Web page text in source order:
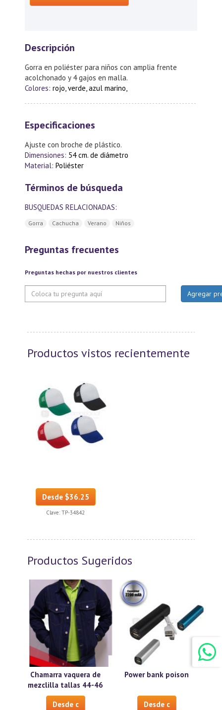
Descripción
Gorra en poliéster para niños con amplia frente
acolchonado y 4 gajos en malla.
Colores: rojo, verde, azul marino,
Especificaciones
Ajuste con broche de plástico.
Dimensiones: 54 cm. de diámetro
Material: Poliéster
Términos de búsqueda
BUSQUEDAS RELACIONADAS:
Gorra Cachucha Verano Niños
Preguntas frecuentes
Preguntas hechas por nuestros clientes
Productos vistos recientemente
Desde $36.25
Clave: TP-34842
Productos Sugeridos
Chamarra vaquera de
mezclilla tallas 44-46
Desde c
Power bank poison
Desde c